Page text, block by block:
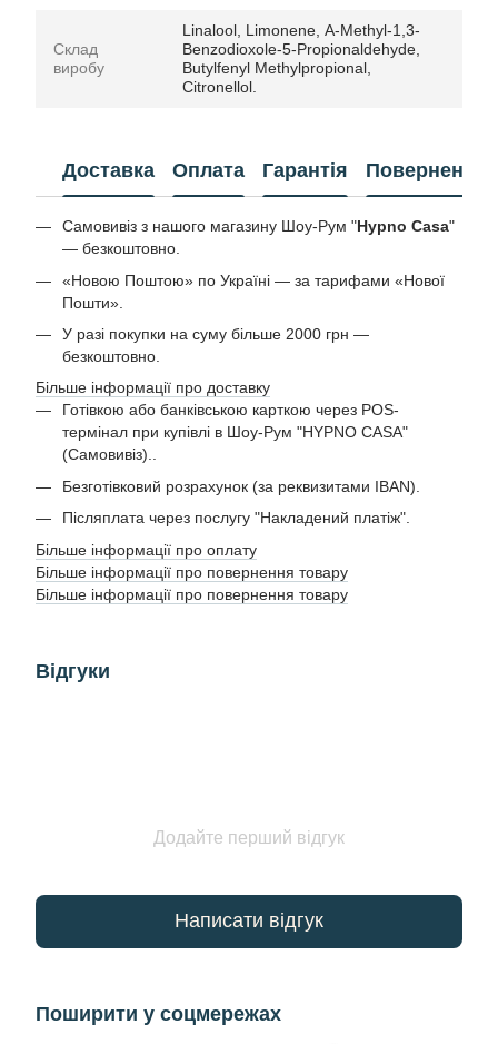
Склад
виробу
Linalool, Limonene, Α-Methyl-1,3-
Benzodioxole-5-Propionaldehyde,
Butylfenyl Methylpropional,
Citronellol.
Доставка Оплата Гарантія Повернення
Самовивіз з нашого магазину Шоу-Рум "Hypno Casa"
— безкоштовно.
«Новою Поштою» по Україні — за тарифами «Нової
Пошти».
У разі покупки на суму більше 2000 грн —
безкоштовно.
Більше інформації про доставку
Готівкою або банківською карткою через POS-
термінал при купівлі в Шоу-Рум "HYPNO CASA"
(Самовивіз)..
Безготівковий розрахунок (за реквизитами IBAN).
Післяплата через послугу "Накладений платіж".
Більше інформації про оплату
Більше інформації про повернення товару
Більше інформації про повернення товару
Відгуки
Додайте перший відгук
Написати відгук
Поширити у соцмережах